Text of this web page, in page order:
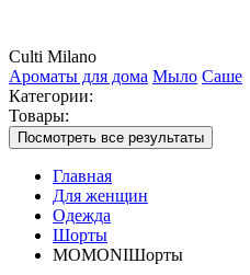
Culti Milano
Ароматы для дома Мыло Саше
Категории:
Товары:
Посмотреть все результаты
Главная
Для женщин
Одежда
Шорты
MOMONIШорты